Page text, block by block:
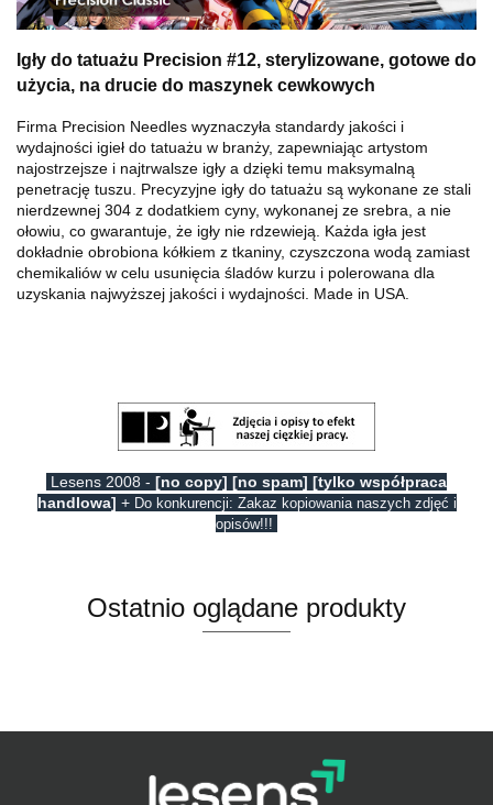
Igły do ​​tatuażu Precision #12, sterylizowane, gotowe do
użycia, na drucie do maszynek cewkowych
Firma Precision Needles wyznaczyła standardy jakości i
wydajności igieł do tatuażu w branży, zapewniając artystom
najostrzejsze i najtrwalsze igły a dzięki temu maksymalną
penetrację tuszu. Precyzyjne igły do ​​tatuażu są wykonane ze stali
nierdzewnej 304 z dodatkiem cyny, wykonanej ze srebra, a nie
ołowiu, co gwarantuje, że igły nie rdzewieją. Każda igła jest
dokładnie obrobiona kółkiem z tkaniny, czyszczona wodą zamiast
chemikaliów w celu usunięcia śladów kurzu i polerowana dla
uzyskania najwyższej jakości i wydajności. Made in USA.
Lesens 2008 - [no copy] [no spam] [tylko współpraca
handlowa] + Do konkurencji: Zakaz kopiowania naszych zdjęć i
opisów!!!
Ostatnio oglądane produkty